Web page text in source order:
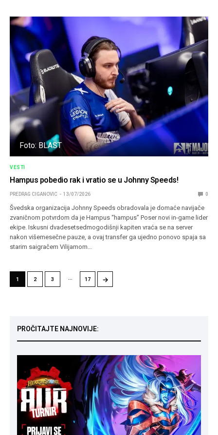
Foto: BLAST
VESTI
Hampus pobedio rak i vratio se u Johnny Speeds!
PREDRAG CIGANOVIC 13/07/2026 0
Švedska organizacija Johnny Speeds obradovala je domaće navijače
zvaničnom potvrdom da je Hampus “hampus” Poser novi in-game lider
ekipe. Iskusni dvadesetsedmogodišnji kapiten vraća se na server
nakon višemesečne pauze, a ovaj transfer ga ujedno ponovo spaja sa
starim saigračem Vilijamom…
1 2 3 17 →
PROČITAJTE NAJNOVIJE: